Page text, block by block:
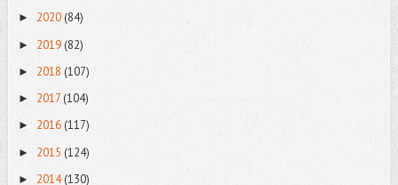
► 2020(84)
► 2019(82)
► 2018 (107)
► 2017(104)
► 2016 (117)
► 2015 (124)
► 2014(130)